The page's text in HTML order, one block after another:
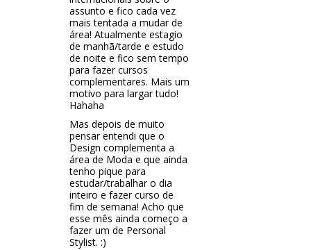
assunto e fico cada vez
mais tentada a mudar de
área! Atualmente estagio
de manhã/tarde e estudo
de noite e fico sem tempo
para fazer cursos
complementares. Mais um
motivo para largar tudo!
Hahaha
Mas depois de muito
pensar entendi que o
Design complementa a
área de Moda e que ainda
tenho pique para
estudar/trabalhar o dia
inteiro e fazer curso de
fim de semana! Acho que
esse mês ainda começo a
fazer um de Personal
Stylist. :)